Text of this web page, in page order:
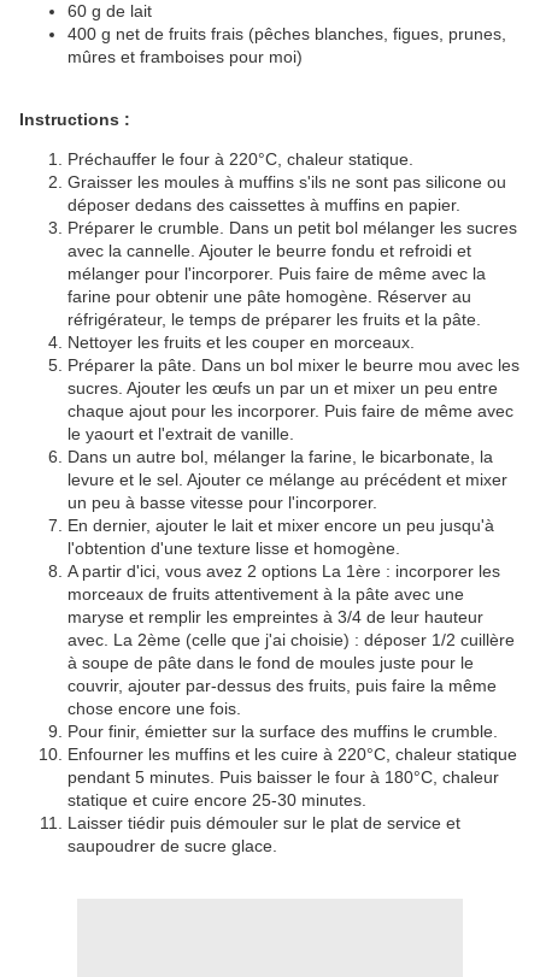
60 g de lait
400 g net de fruits frais (pêches blanches, figues, prunes,
mûres et framboises pour moi)
Instructions :
Préchauffer le four à 220°C, chaleur statique.
Graisser les moules à muffins s'ils ne sont pas silicone ou
déposer dedans des caissettes à muffins en papier.
Préparer le crumble. Dans un petit bol mélanger les sucres
avec la cannelle. Ajouter le beurre fondu et refroidi et
mélanger pour l'incorporer. Puis faire de même avec la
farine pour obtenir une pâte homogène. Réserver au
réfrigérateur, le temps de préparer les fruits et la pâte.
Nettoyer les fruits et les couper en morceaux.
Préparer la pâte. Dans un bol mixer le beurre mou avec les
sucres. Ajouter les œufs un par un et mixer un peu entre
chaque ajout pour les incorporer. Puis faire de même avec
le yaourt et l'extrait de vanille.
Dans un autre bol, mélanger la farine, le bicarbonate, la
levure et le sel. Ajouter ce mélange au précédent et mixer
un peu à basse vitesse pour l'incorporer.
En dernier, ajouter le lait et mixer encore un peu jusqu'à
l'obtention d'une texture lisse et homogène.
A partir d'ici, vous avez 2 options La 1ère : incorporer les
morceaux de fruits attentivement à la pâte avec une
maryse et remplir les empreintes à 3/4 de leur hauteur
avec. La 2ème (celle que j'ai choisie) : déposer 1/2 cuillère
à soupe de pâte dans le fond de moules juste pour le
couvrir, ajouter par-dessus des fruits, puis faire la même
chose encore une fois.
Pour finir, émietter sur la surface des muffins le crumble.
Enfourner les muffins et les cuire à 220°C, chaleur statique
pendant 5 minutes. Puis baisser le four à 180°C, chaleur
statique et cuire encore 25-30 minutes.
Laisser tiédir puis démouler sur le plat de service et
saupoudrer de sucre glace.